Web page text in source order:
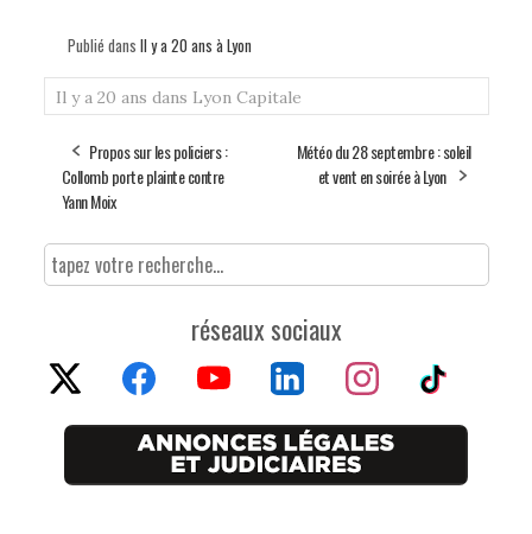
Publié dans Il y a 20 ans à Lyon
Il y a 20 ans dans Lyon Capitale
Propos sur les policiers :
Collomb porte plainte contre
Yann Moix
Météo du 28 septembre : soleil
et vent en soirée à Lyon
réseaux sociaux